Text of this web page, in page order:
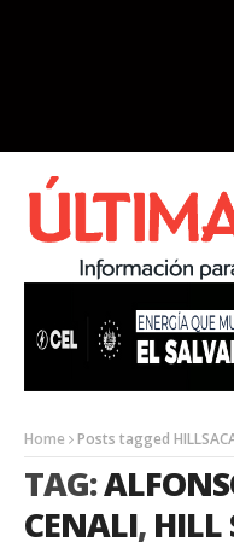
Home Posts tagged
TAG:
CENALI, HILL